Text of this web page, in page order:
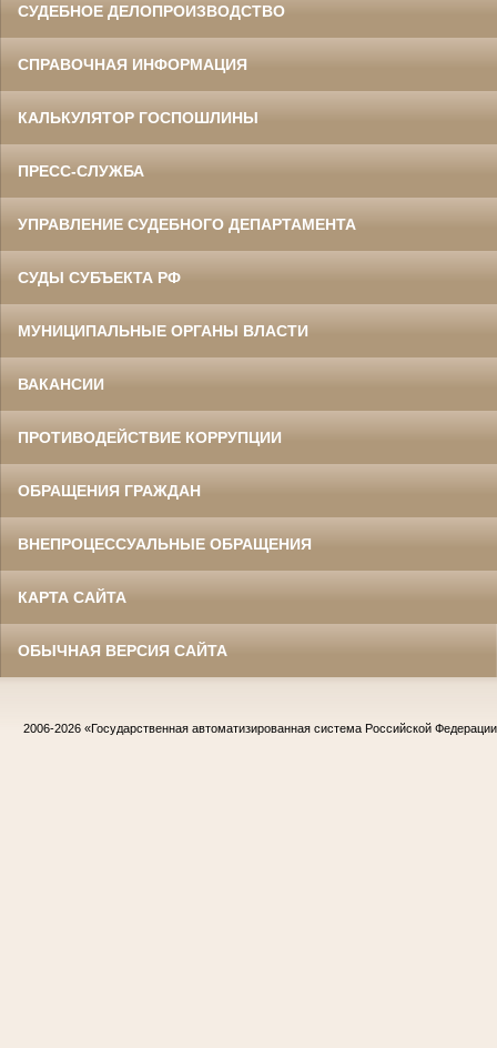
СУДЕБНОЕ ДЕЛОПРОИЗВОДСТВО
СПРАВОЧНАЯ ИНФОРМАЦИЯ
КАЛЬКУЛЯТОР ГОСПОШЛИНЫ
ПРЕСС-СЛУЖБА
УПРАВЛЕНИЕ СУДЕБНОГО ДЕПАРТАМЕНТА
СУДЫ СУБЪЕКТА РФ
МУНИЦИПАЛЬНЫЕ ОРГАНЫ ВЛАСТИ
ВАКАНСИИ
ПРОТИВОДЕЙСТВИЕ КОРРУПЦИИ
ОБРАЩЕНИЯ ГРАЖДАН
ВНЕПРОЦЕССУАЛЬНЫЕ ОБРАЩЕНИЯ
КАРТА САЙТА
ОБЫЧНАЯ ВЕРСИЯ САЙТА
2006-2026 «Государственная автоматизированная система Российской